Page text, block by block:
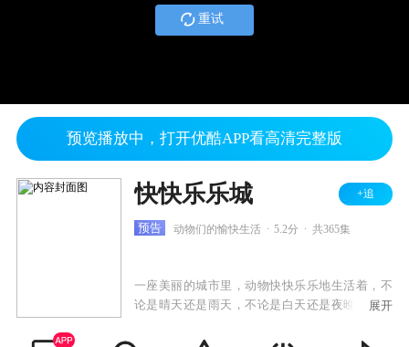
重试
预览播放中，打开优酷APP看高清完整版
快快乐乐城 +追
预告 动物们的愉快生活 5.2分 共365集
一座美丽的城市里，动物快快乐乐地生活着，不
论是晴天还是雨天，不论是白天还是夜晚，它们
展开